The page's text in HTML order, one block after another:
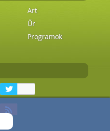
Art
Űr
Programok